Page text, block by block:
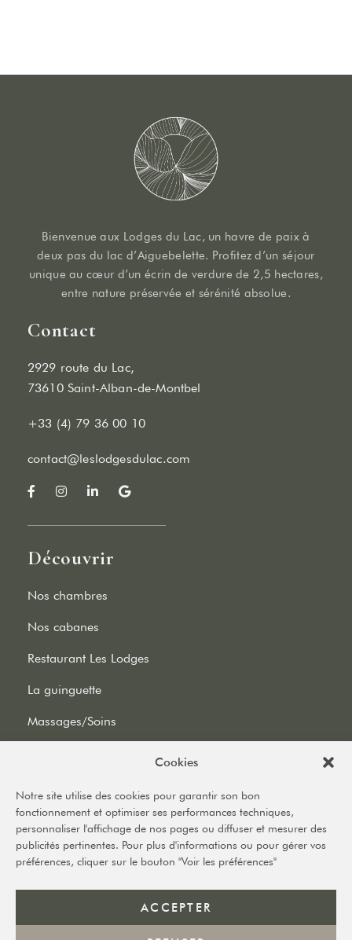
Cookies
Notre site utilise des cookies pour garantir son bon
fonctionnement et optimiser ses performances techniques,
personnaliser l'affichage de nos pages ou diffuser et mesurer des
publicités pertinentes. Pour plus d'informations ou pour gérer vos
préférences, cliquer sur le bouton "Voir les préférences"
ACCEPTER
Bienvenue aux Lodges du Lac, un havre de paix à
deux pas du lac d’Aiguebelette. Profitez d’un séjour
unique au cœur d’un écrin de verdure de 2,5 hectares,
entre nature préservée et sérénité absolue.
Contact
2929 route du Lac,
73610 Saint-Alban-de-Montbel
+33 (4) 79 36 00 10
contact@leslodgesdulac.com
Découvrir
Nos chambres
Nos cabanes
Restaurant Les Lodges
La guinguette
Massages/Soins
Le domaine
Mariages
2929 route du Lac, 73610 Saint-Alban-de-Montbel
+33 (4) 79 36 00 10